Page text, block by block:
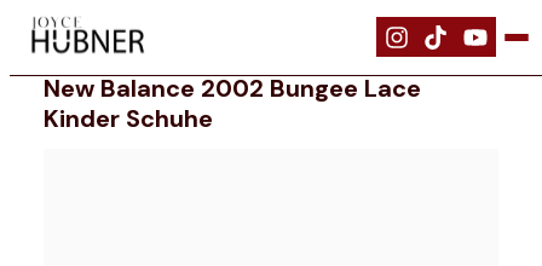
| Schuhe | New Balance 2002 Bungee Lace Kinder Schuhe
New Balance 2002 Bungee Lace
Kinder Schuhe